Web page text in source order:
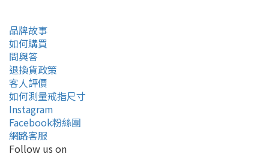
品牌故事
如何購買
問與答
退換貨政策
客人評價
如何測量戒指尺寸
Instagram
Facebook粉絲團
網路客服
Follow us on